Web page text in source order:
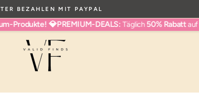
Pause
Diashow
BEZAHLEN MIT PAYPAL
💎PREMIUM-DEALS:Täglich50% Rabattauf